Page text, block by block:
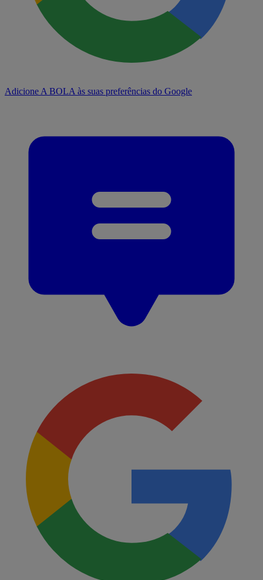
Adicione A BOLA às suas preferências do Google